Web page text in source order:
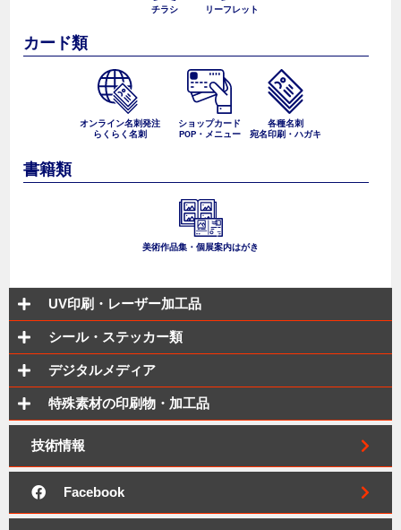
チラシ リーフレット
カード類
オンライン名刺発注
らくらく名刺
ショップカード
POP・メニュー
各種名刺
宛名印刷・ハガキ
書籍類
美術作品集・個展案内はがき
UV印刷・レーザー加工品
シール・ステッカー類
デジタルメディア
特殊素材の印刷物・加工品
技術情報
Facebook